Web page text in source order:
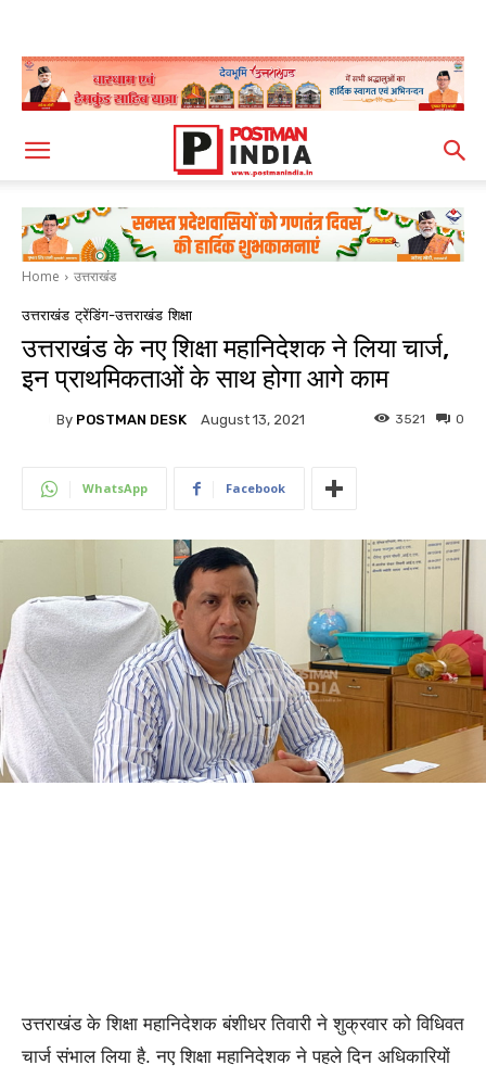
Home उत्तराखंड
उत्तराखंड ट्रेंडिंग-उत्तराखंड शिक्षा
उत्तराखंड के नए शिक्षा महानिदेशक ने लिया चार्ज,
इन प्राथमिकताओं के साथ होगा आगे काम
By POSTMAN DESK August 13, 2021 0
3521
WhatsApp Facebook
उत्तराखंड के शिक्षा महानिदेशक बंशीधर तिवारी ने शुक्रवार को विधिवत
चार्ज संभाल लिया है. नए शिक्षा महानिदेशक ने पहले दिन अधिकारियों